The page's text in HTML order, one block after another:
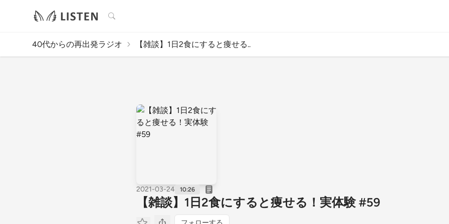
検索
40代からの再出発ラジオ 【雑談】1日2食にすると痩せる..
2021-03-24 10:26
【雑談】1日2食にすると痩せる！実体験 #59